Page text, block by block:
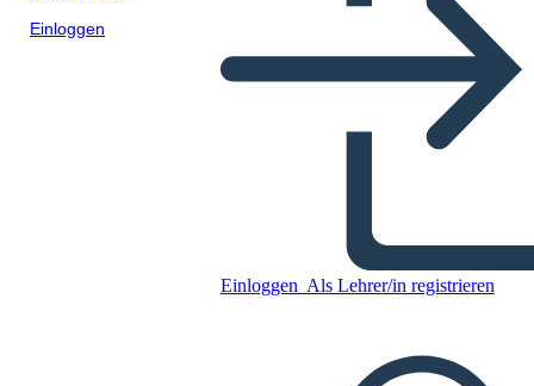
Einloggen
Einloggen Als Lehrer/in registrieren
Akış Şeması İnfografik 1
ERSTELLEN SIE EIN STORYBOARD